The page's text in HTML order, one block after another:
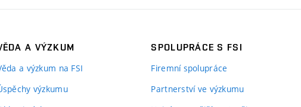
A VÝZKUM
a výzkum na FSI
výzkumu
SPOLUPRÁCE S FSI
Firemní spolupráce
Partnerství ve výzkumu